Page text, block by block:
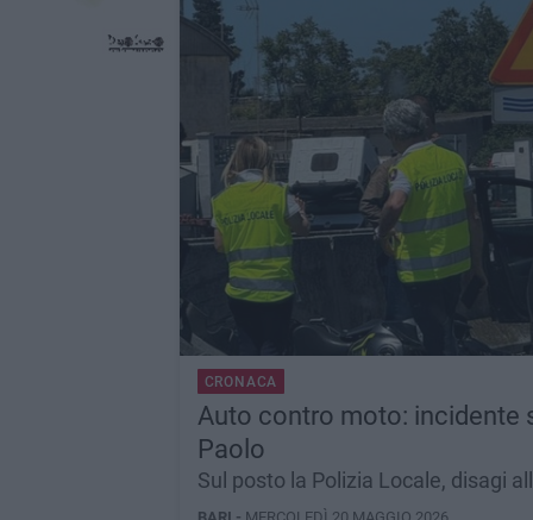
CRONACA
Auto contro moto: incidente
Paolo
Sul posto la Polizia Locale, disagi